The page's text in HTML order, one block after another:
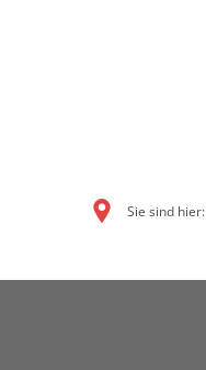
Sie sind hier: